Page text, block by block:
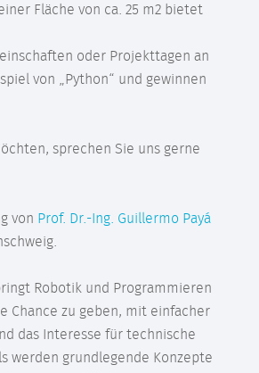
Fläche von ca. 25 m2 bietet
oder Projekttagen an
von „Python“ und gewinnen
sprechen Sie uns gerne
von Prof. Dr.-Ing. Guillermo Payá
Robotik und Programmieren
Chance zu geben, mit einfacher
das Interesse für technische
werden grundlegende Konzepte